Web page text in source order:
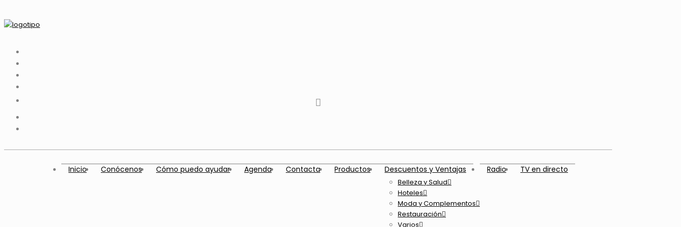
Youtube
Inicio Conócenos Cómo puedo ayudar Agenda Contacta Productos Descuentos y Ventajas
Belleza y Salud
Hoteles
Moda y Complementos
Restauración
Varios
Radio TV en directo